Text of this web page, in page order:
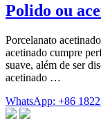
Polido ou
Porcelanato
acetinado cumpre
suave, além de ser
acetinado …
WhatsApp: +86